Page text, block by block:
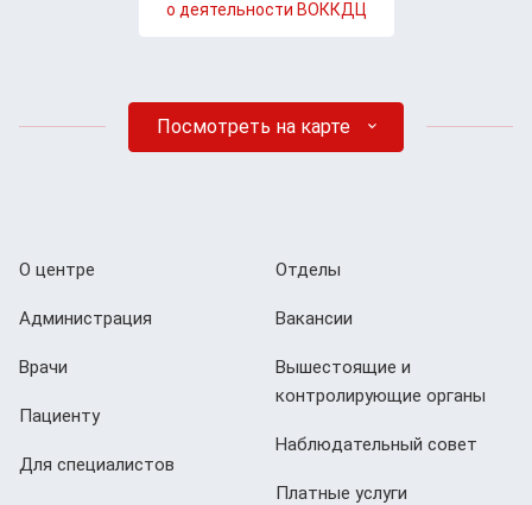
о деятельности ВОККДЦ
Посмотреть на карте
О центре
Администрация
Врачи
Пациенту
Для специалистов
Отделы
Вакансии
Вышестоящие и
контролирующие органы
Наблюдательный совет
Платные услуги